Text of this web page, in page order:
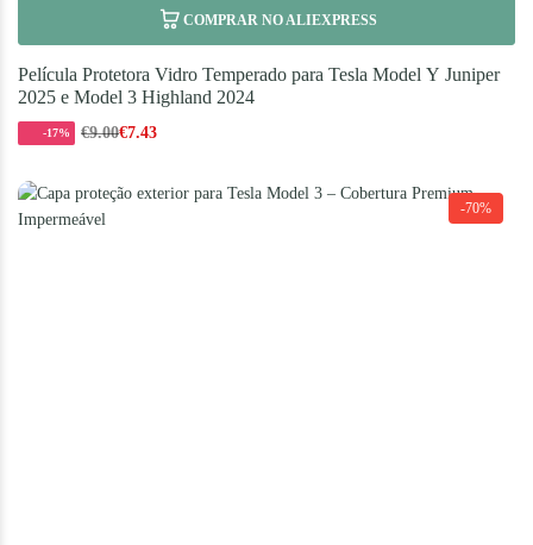
COMPRAR NO ALIEXPRESS
Película Protetora Vidro Temperado para Tesla Model Y Juniper
2025 e Model 3 Highland 2024
-17% €9.00€7.43
-70%